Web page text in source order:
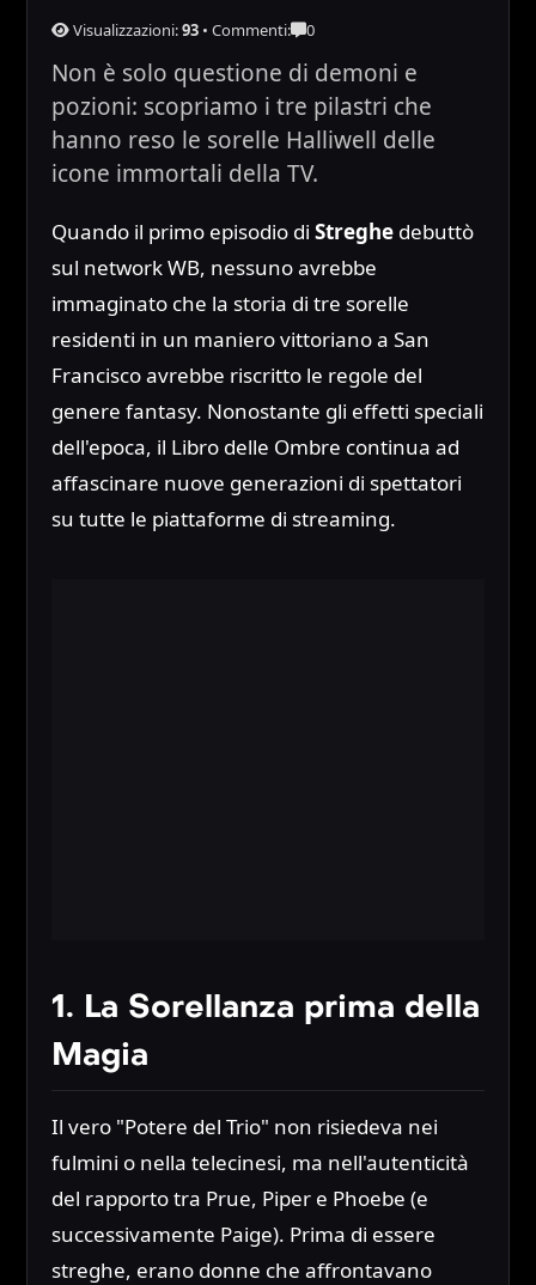
Visualizzazioni:93 • Commenti: 0
Non è solo questione di demoni e
pozioni: scopriamo i tre pilastri che
hanno reso le sorelle Halliwell delle
icone immortali della TV.
Quando il primo episodio di Streghe debuttò
sul network WB, nessuno avrebbe
immaginato che la storia di tre sorelle
residenti in un maniero vittoriano a San
Francisco avrebbe riscritto le regole del
genere fantasy. Nonostante gli effetti speciali
dell'epoca, il Libro delle Ombre continua ad
affascinare nuove generazioni di spettatori
su tutte le piattaforme di streaming.
1. La Sorellanza prima della
Magia
Il vero "Potere del Trio" non risiedeva nei
fulmini o nella telecinesi, ma nell'autenticità
del rapporto tra Prue, Piper e Phoebe (e
successivamente Paige). Prima di essere
streghe, erano donne che affrontavano